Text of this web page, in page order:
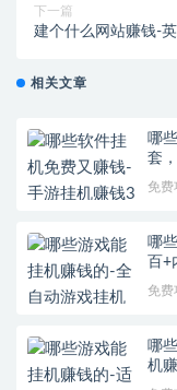
下一篇
建个什么网站赚钱-
相关文章
哪
套
免费
哪
百+
免费
哪
机